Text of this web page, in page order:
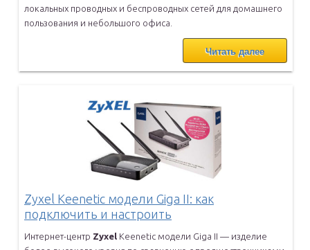
локальных проводных и беспроводных сетей для домашнего
пользования и небольшого офиса.
Читать далее
Zyxel Keenetic модели Giga II: как
подключить и настроить
Интернет-центр Zyxel Keenetic модели Giga II — изделие